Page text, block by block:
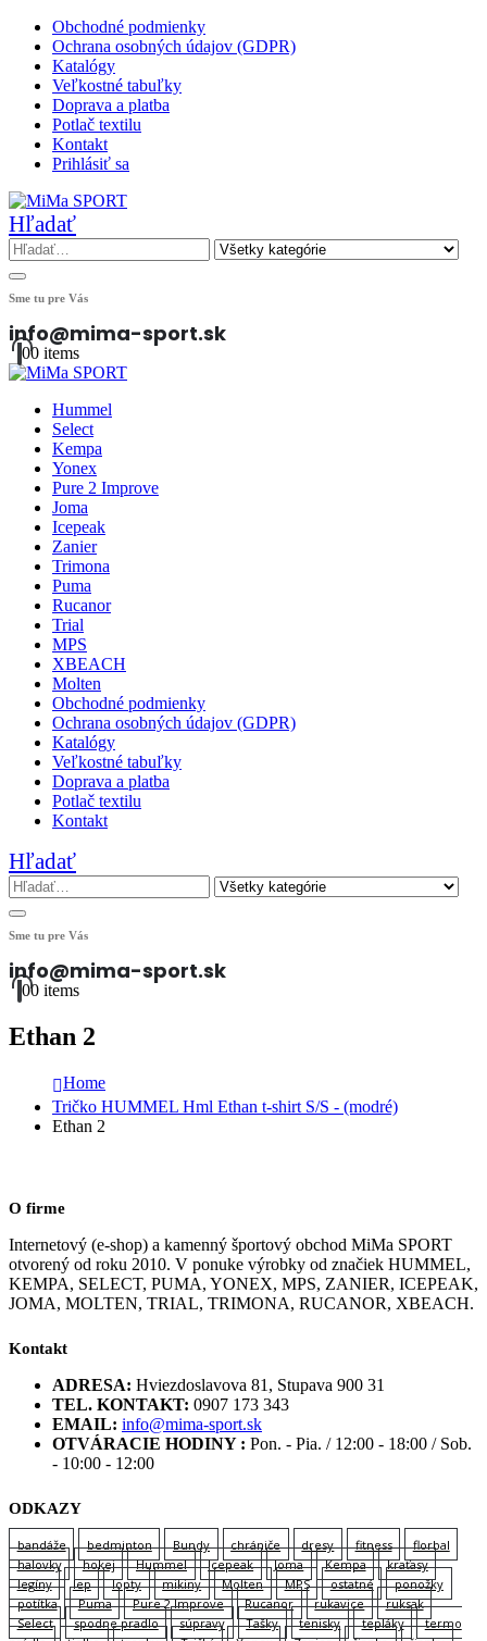
Obchodné podmienky
Ochrana osobných údajov (GDPR)
Katalógy
Veľkostné tabuľky
Doprava a platba
Potlač textilu
Kontakt
Prihlásiť sa
Hľadať
Sme tu pre Vás
info@mima-sport.sk
00 items
Hummel
Select
Kempa
Yonex
Pure 2 Improve
Joma
Icepeak
Zanier
Trimona
Puma
Rucanor
Trial
MPS
XBEACH
Molten
Obchodné podmienky
Ochrana osobných údajov (GDPR)
Katalógy
Veľkostné tabuľky
Doprava a platba
Potlač textilu
Kontakt
Hľadať
Sme tu pre Vás
info@mima-sport.sk
00 items
Ethan 2
Home
Tričko HUMMEL Hml Ethan t-shirt S/S - (modré)
Ethan 2
O firme
Internetový (e-shop) a kamenný športový obchod MiMa SPORT
otvorený od roku 2010. V ponuke výrobky od značiek HUMMEL,
KEMPA, SELECT, PUMA, YONEX, MPS, ZANIER, ICEPEAK,
JOMA, MOLTEN, TRIAL, TRIMONA, RUCANOR, XBEACH.
Kontakt
ADRESA: Hviezdoslavova 81, Stupava 900 31
TEL. KONTAKT: 0907 173 343
EMAIL: info@mima-sport.sk
OTVÁRACIE HODINY : Pon. - Pia. / 12:00 - 18:00 / Sob.
- 10:00 - 12:00
ODKAZY
bandáže bedminton Bundy chrániče dresy fitness
florbal
halovky
hokej Hummel Icepeak Joma Kempa
kraťasy
legíny
lep lopty mikiny Molten MPS ostatné
ponožky
potítka
Puma Pure 2 Improve Rucanor rukavice
ruksak
Select
spodne pradlo súpravy Tašky tenisky tepláky
termo